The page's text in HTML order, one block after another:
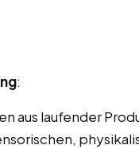
:
aus laufender